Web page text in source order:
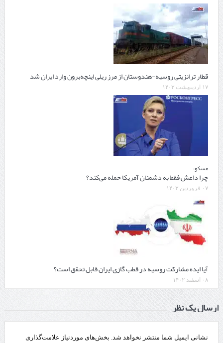
قطار ترانزیتی روسیه-هندوستان از مرز ریلی اینچه‌برون وارد ایران شد
۱۷ اردیبهشت ۱۴۰۳
مسکو:
چرا داعش فقط به دشمنان آمریکا حمله می‌کند؟
۰۷ فروردین ۱۴۰۳
آیا ایده مشارکت روسیه در قطب گازی ایران قابل تحقق است؟
۰۸ اسفند ۱۴۰۲
ارسال یک نظر
نشانی ایمیل شما منتشر نخواهد شد. بخش‌های موردنیاز علامت‌گذاری